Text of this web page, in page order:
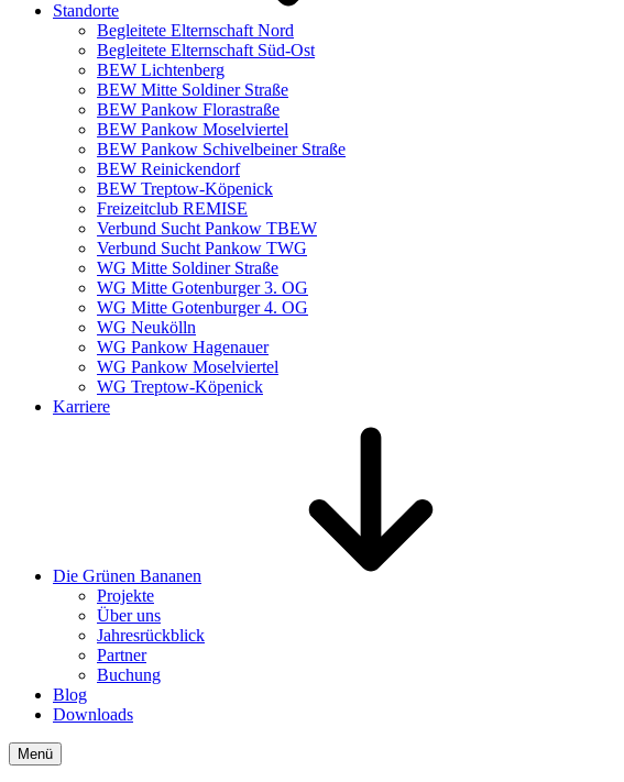
Standorte
Begleitete Elternschaft Nord
Begleitete Elternschaft Süd-Ost
BEW Lichtenberg
BEW Mitte Soldiner Straße
BEW Pankow Florastraße
BEW Pankow Moselviertel
BEW Pankow Schivelbeiner Straße
BEW Reinickendorf
BEW Treptow-Köpenick
Freizeitclub REMISE
Verbund Sucht Pankow TBEW
Verbund Sucht Pankow TWG
WG Mitte Soldiner Straße
WG Mitte Gotenburger 3. OG
WG Mitte Gotenburger 4. OG
WG Neukölln
WG Pankow Hagenauer
WG Pankow Moselviertel
WG Treptow-Köpenick
Karriere
Die Grünen Bananen
Projekte
Über uns
Jahresrückblick
Partner
Buchung
Blog
Downloads
Menü